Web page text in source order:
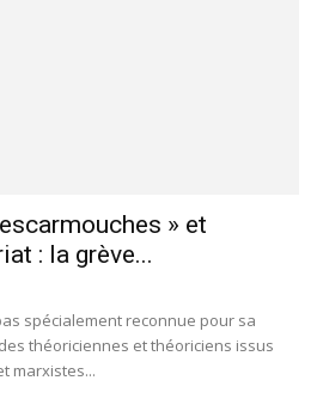
» et
: la grève...
spécialement reconnue pour sa
théoriciennes et théoriciens issus
marxistes...